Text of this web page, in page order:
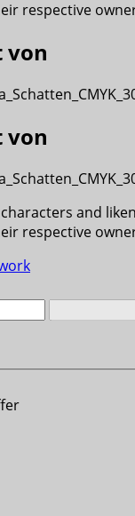
respective
von
von
and
respective